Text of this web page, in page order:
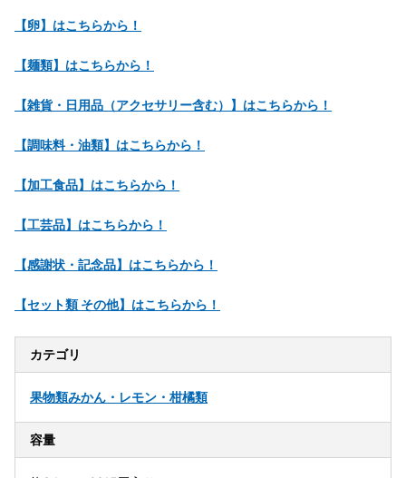
【卵】はこちらから！
【麺類】はこちらから！
【雑貨・日用品（アクセサリー含む）】はこちらから！
【調味料・油類】はこちらから！
【加工食品】はこちらから！
【工芸品】はこちらから！
【感謝状・記念品】はこちらから！
【セット類 その他】はこちらから！
カテゴリ
果物類みかん・レモン・柑橘類
容量